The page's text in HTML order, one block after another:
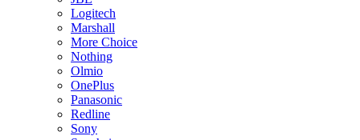
Logitech
Marshall
More Choice
Nothing
Olmio
OnePlus
Panasonic
Redline
Sony